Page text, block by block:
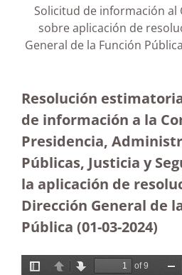
Solicitud de información al
sobre aplicación de
General de la Función
Resolución
de información a la
Presidencia,
Públicas, Justicia y
la aplicación de
Dirección General de
Pública (01-03-2024)